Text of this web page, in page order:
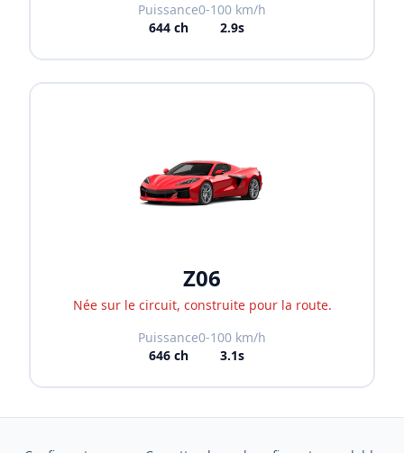
Puissance
644 ch
0-100 km/h
2.9s
Z06
Née sur le circuit, construite pour la route.
Puissance
646 ch
0-100 km/h
3.1s